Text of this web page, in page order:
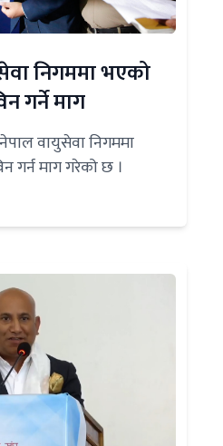
निगममा भएको
गर्ने माग
वायुसेवा निगममा
गर्न माग गरेको छ ।